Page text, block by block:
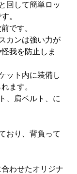
回して簡単ロッ
。
す。
カンは強い力が
我を防止しま
ット内に装備し
ます。
、肩ベルト、に
おり、背負って
わせたオリジナ